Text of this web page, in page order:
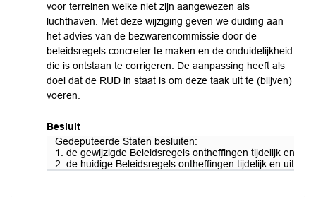
voor terreinen welke niet zijn aangewezen als
luchthaven. Met deze wijziging geven we duiding aan
het advies van de bezwarencommissie door de
beleidsregels concreter te maken en de onduidelijkheid
die is ontstaan te corrigeren. De aanpassing heeft als
doel dat de RUD in staat is om deze taak uit te (blijven)
voeren.
Besluit
Gedeputeerde Staten besluiten:
1. de gewijzigde Beleidsregels ontheffingen tijdelijk en
2. de huidige Beleidsregels ontheffingen tijdelijk en